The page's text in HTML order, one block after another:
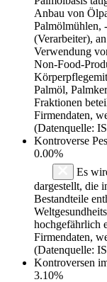
Anbau von
Palmölmühlen,
(Verarbeiter),
Verwendung
Non-Food-
Palmöl,
Fraktionen
Firmendaten,
(Datenquelle:
Kontroverse
0.00%
Es
dargestellt, die
Bestandteile
hochgefährlich
Firmendaten,
(Datenquelle:
Kontroversen
3.10%